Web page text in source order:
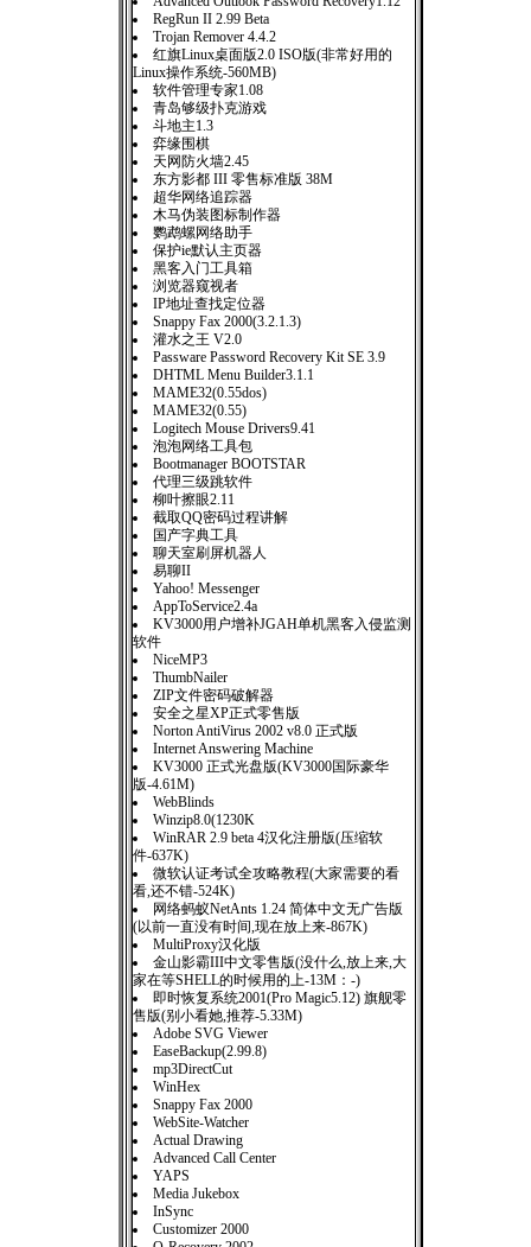
RegRun II 2.99 Beta
Trojan Remover 4.4.2
红旗Linux桌面版2.0 ISO版(非常好用的
Linux操作系统-560MB)
软件管理专家1.08
青岛够级扑克游戏
斗地主1.3
弈缘围棋
天网防火墙2.45
东方影都 III 零售标准版 38M
超华网络追踪器
木马伪装图标制作器
鹦鹉螺网络助手
保护ie默认主页器
黑客入门工具箱
浏览器窥视者
IP地址查找定位器
Snappy Fax 2000(3.2.1.3)
灌水之王 V2.0
Passware Password Recovery Kit SE 3.9
DHTML Menu Builder3.1.1
MAME32(0.55dos)
MAME32(0.55)
Logitech Mouse Drivers9.41
泡泡网络工具包
Bootmanager BOOTSTAR
代理三级跳软件
柳叶擦眼2.11
截取QQ密码过程讲解
国产字典工具
聊天室刷屏机器人
易聊II
Yahoo! Messenger
AppToService2.4a
KV3000用户增补JGAH单机黑客入侵监测
软件
NiceMP3
ThumbNailer
ZIP文件密码破解器
安全之星XP正式零售版
Norton AntiVirus 2002 v8.0 正式版
Internet Answering Machine
KV3000 正式光盘版(KV3000国际豪华
版-4.61M)
WebBlinds
Winzip8.0(1230K
WinRAR 2.9 beta 4汉化注册版(压缩软
件-637K)
微软认证考试全攻略教程(大家需要的看
看,还不错-524K)
网络蚂蚁NetAnts 1.24 简体中文无广告版
(以前一直没有时间,现在放上来-867K)
MultiProxy汉化版
金山影霸III中文零售版(没什么,放上来,大
家在等SHELL的时候用的上-13M：-)
即时恢复系统2001(Pro Magic5.12) 旗舰零
售版(别小看她,推荐-5.33M)
Adobe SVG Viewer
EaseBackup(2.99.8)
mp3DirectCut
WinHex
Snappy Fax 2000
WebSite-Watcher
Actual Drawing
Advanced Call Center
YAPS
Media Jukebox
InSync
Customizer 2000